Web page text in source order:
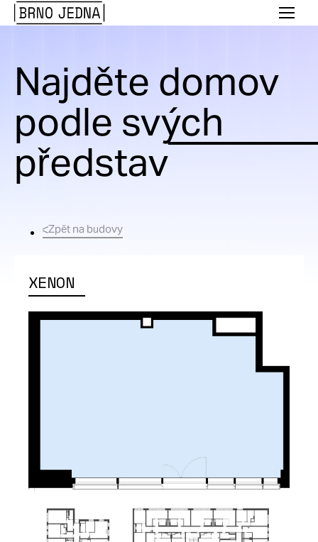
Jedna
Menu
Najděte domov
podle svých
představ
Zpět na budovy
XENON